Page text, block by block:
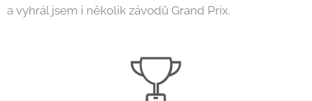
a vyhrál jsem i několik závodů Grand Prix.